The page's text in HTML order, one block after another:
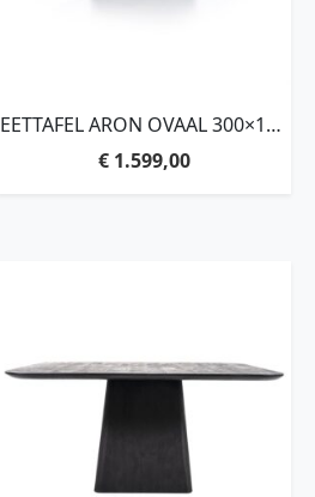
EETTAFEL ARON OVAAL 300×110
– BRUIN
€1.599,00